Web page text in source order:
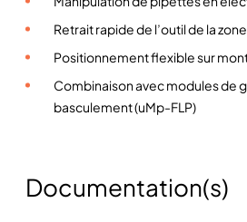
Retrait rapide de l’outil de la
Positionnement flexible sur
Combinaison avec modules de
basculement (uMp-FLP)
Documentation(s)